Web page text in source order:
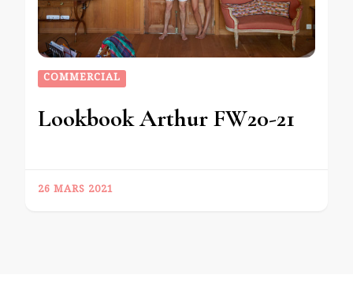
COMMERCIAL
Lookbook Arthur FW20-21
26 MARS 2021